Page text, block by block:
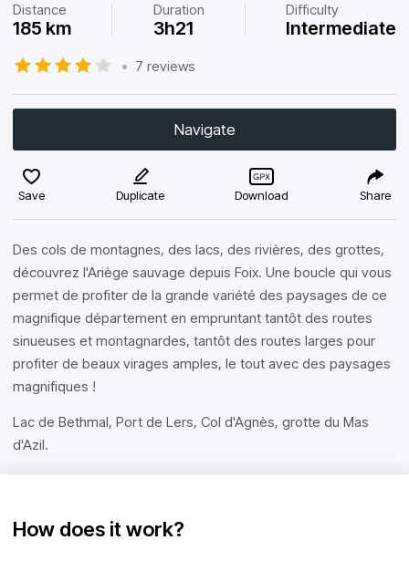
Distance
185 km
Duration
3h21
Difficulty
Intermediate
• 7 reviews
Navigate
Save Duplicate Download Share
Des cols de montagnes, des lacs, des rivières, des grottes,
découvrez l'Ariège sauvage depuis Foix. Une boucle qui vous
permet de profiter de la grande variété des paysages de ce
magnifique département en empruntant tantôt des routes
sinueuses et montagnardes, tantôt des routes larges pour
profiter de beaux virages amples, le tout avec des paysages
magnifiques !
Lac de Bethmal, Port de Lers, Col d'Agnès, grotte du Mas
d'Azil.
How does it work?